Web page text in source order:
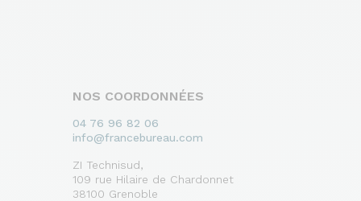
NOS COORDONNÉES
04 76 96 82 06
info@francebureau.com
ZI Technisud,
109 rue Hilaire de Chardonnet
38100 Grenoble